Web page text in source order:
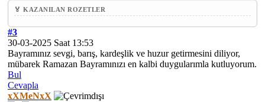
🏅 KAZANILAN ROZETLER
#3
30-03-2025 Saat 13:53
Bayramınız sevgi, barış, kardeşlik ve huzur getirmesini diliyor,
mübarek Ramazan Bayramınızı en kalbi duygularımla kutluyorum.
Bul
Cevapla
xXMeNxX